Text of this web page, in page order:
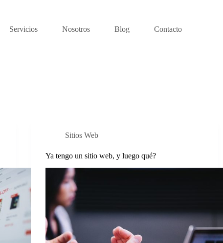
Servicios Nosotros Blog Contacto
Sitios Web
Ya tengo un sitio web, y luego qué?